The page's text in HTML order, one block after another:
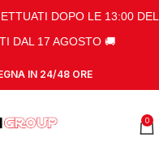
DOPO LE 13:00 DEL
DAL 17 AGOSTO 🚚
IN 24/48 ORE
0